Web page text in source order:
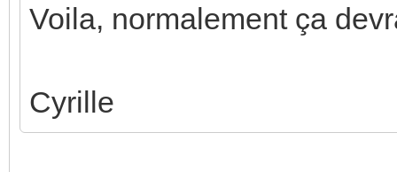
Voila, normalement ça
Cyrille